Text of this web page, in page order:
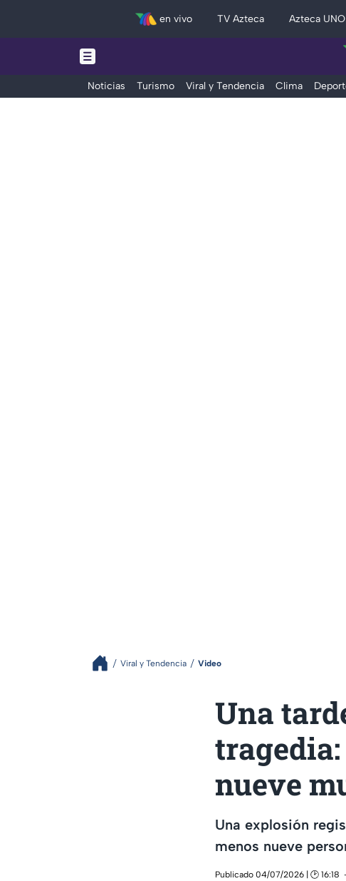
en vivo TV Azteca Azteca UNO
Noticias Turismo Viral y Tendencia Clima
Viral y Tendencia Video
Una
nueve
Una explosión
menos nueve
Publicado 04/07/2026 | 🕑 16:18